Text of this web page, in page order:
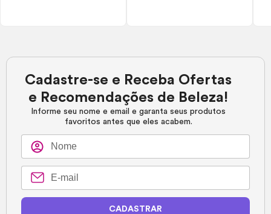
Cadastre-se e Receba Ofertas
e Recomendações de Beleza!
Informe seu nome e email e garanta seus produtos
favoritos antes que eles acabem.
CADASTRAR